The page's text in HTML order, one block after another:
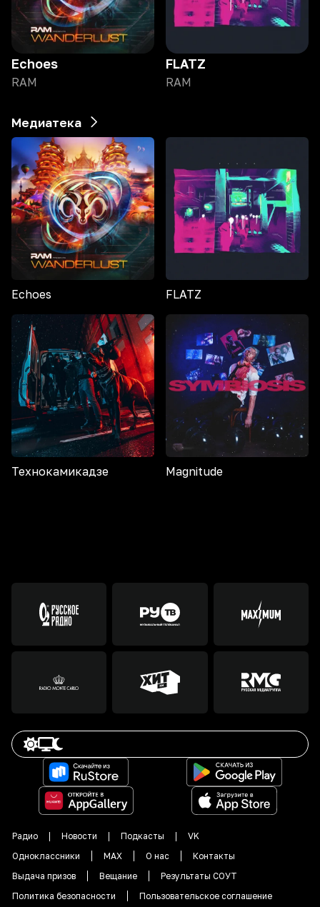
Echoes
RAM
FLATZ
RAM
Медиатека
Echoes FLATZ
Технокамикадзе Magnitude
Радио Новости Подкасты
VK
Одноклассники
MAX О нас
Контакты
Выдача призов
Вещание
Результаты СОУТ
Политика безопасности
Пользовательское соглашение